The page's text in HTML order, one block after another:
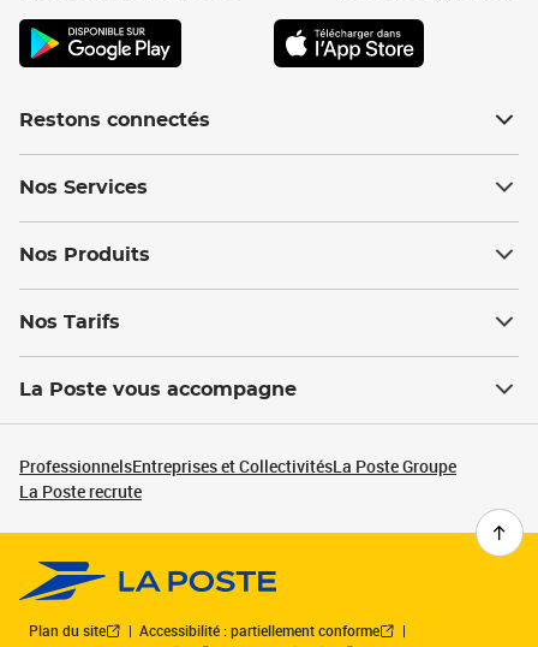
Restons connectés
Nos Services
Nos Produits
Nos Tarifs
La Poste vous accompagne
ProfessionnelsEntreprises et CollectivitésLa Poste Groupe
La Poste recrute
Plan du site
Accessibilité : partiellement conforme